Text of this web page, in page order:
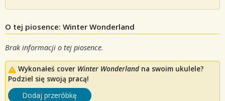
O tej piosence: Winter Wonderland
Brak informacji o tej piosence.
Wykonałeś cover Winter Wonderlandna swoim ukulele?
Podziel się swoją pracą!
Dodaj przeróbkę